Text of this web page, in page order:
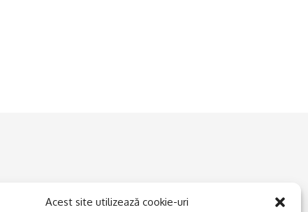
Acest site utilizează cookie-uri